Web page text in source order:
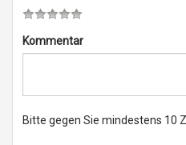
Kommentar
Bitte gegen Sie mindestens 10